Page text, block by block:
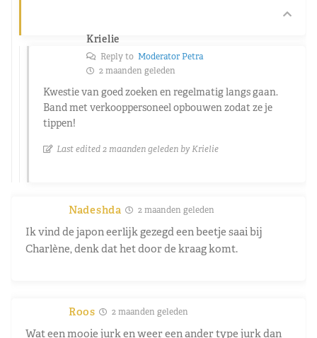
Krielie
Reply to Moderator Petra
2 maanden geleden
Kwestie van goed zoeken en regelmatig langs gaan.
Band met verkooppersoneel opbouwen zodat ze je
tippen!
Last edited 2 maanden geleden by Krielie
Nadeshda 2 maanden geleden
Ik vind de japon eerlijk gezegd een beetje saai bij
Charlène, denk dat het door de kraag komt.
Roos 2 maanden geleden
Wat een mooie jurk en weer een ander type jurk dan